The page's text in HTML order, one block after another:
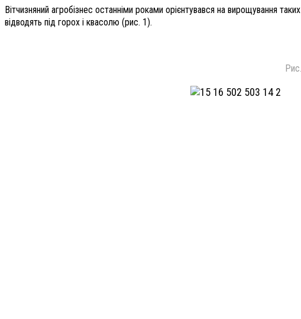
Вітчизняний агробізнес останніми роками орієнтувався на вирощування
відводять під горох і квасолю (рис. 1).